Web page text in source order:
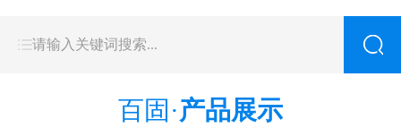
百固·产品展示